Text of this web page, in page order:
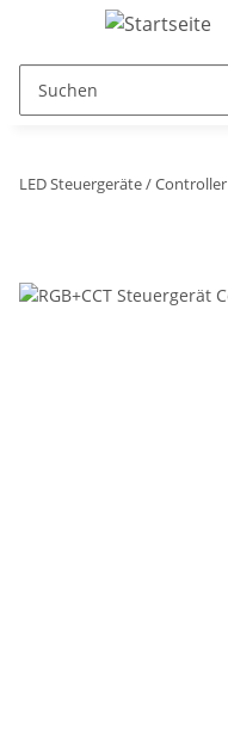
LED Steuergeräte / Controller